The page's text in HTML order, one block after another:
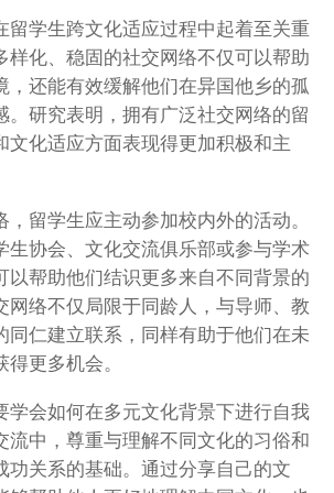
留学生跨文化适应过程中起着至关重
样化、稳固的社交网络不仅可以帮助
，还能有效缓解他们在异国他乡的孤
。研究表明，拥有广泛社交网络的留
文化适应方面表现得更加积极和主
留学生应主动参加校内外的活动。
生协会、文化交流俱乐部或参与学术
以帮助他们结识更多来自不同背景的
网络不仅局限于同龄人，与导师、教
同仁建立联系，同样有助于他们在未
更多机会。
学会如何在多元文化背景下进行自我
流中，尊重与理解不同文化的习俗和
功关系的基础。通过分享自己的文